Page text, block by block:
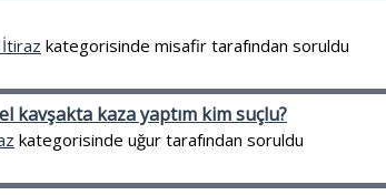
İtiraz kategorisinde misafir tarafından soruldu
kavşakta kaza yaptım kim suçlu?
kategorisinde uğur tarafından soruldu